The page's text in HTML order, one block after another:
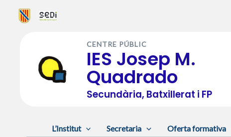
CENTRE PÚBLIC
IES Josep M.
Quadrado
Secundària, Batxillerat i FP
L’Institut Secretaria Oferta formativa